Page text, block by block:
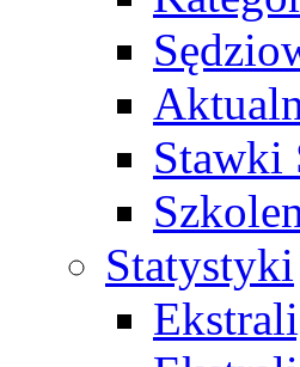
Stawki
Statystyki